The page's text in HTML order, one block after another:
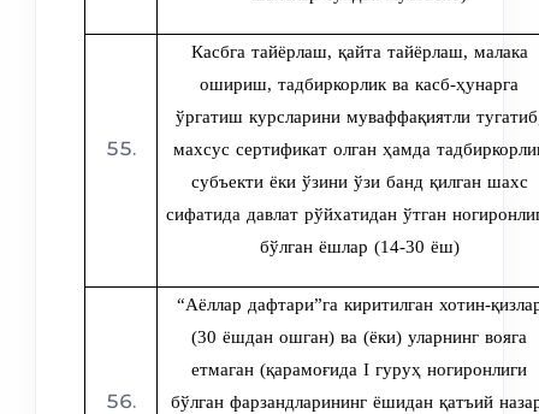
Касбга тайёрлаш, қайта тайёрлаш, малака
ошириш, тадбиркорлик ва касб-ҳунарга
ўргатиш курсларини муваффақиятли
махсус сертификат олган ҳамда
субъекти ёки ўзини ўзи банд қилган шахс
сифатида давлат рўйхатидан ўтган
бўлган ёшлар (14-30 ёш)
“Аёллар дафтари”га киритилган хотин-
(30 ёшдан ошган) ва (ёки) уларнинг вояга
етмаган (қарамоғида I гуруҳ ногиронлиги
бўлган фарзандларининг ёшидан қатъий